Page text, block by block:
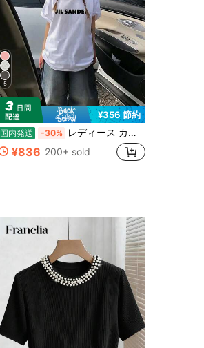
5
¥356 節約
国内発送 -30% レディース カジュアル ラウンドネック 半袖 レギュラー丈 ドロップショルダー ニット生地 Tシャツ
¥836 200+ sold